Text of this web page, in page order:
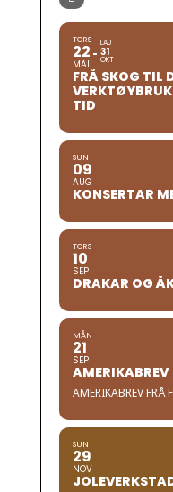
TORS
22
MAI
LAU
31
OKT
FRÅ SKOG TIL
TID
SUN
09
AUG
KONSERTAR
TORS
10
SEP
DRAKAR OG
MÅN
21
SEP
AMERIKABREV
AMERIKABREV FRÅ
SUN
29
NOV